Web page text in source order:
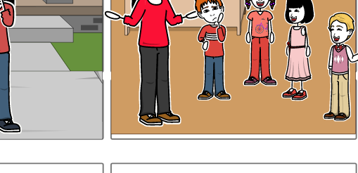
Desarrollar habilidades de
liderazgo signfica ser capaz de
conflictos. tambien implica
promover la comunicacion y la
En mi prueba de liderazgo, obtuve
[emprendedor e innovador (13) creativo
y artistico (15) social comunitario ( 12)
investigador (15) ].considero que este
liderazgo puede aportar a mi formacion
enel programa acdemico que elegi de
las siguientes maneras
personas que verán el video Explicación de la escena: Samir introduce el tema hablando sobre qué es